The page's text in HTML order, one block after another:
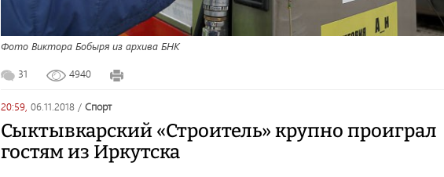
Фото Виктора Бобыря из архива БНК
31 4940
20:59, 06.11.2018 / спорт
Сыктывкарский «Строитель» крупно проиграл
гостям из Иркутска